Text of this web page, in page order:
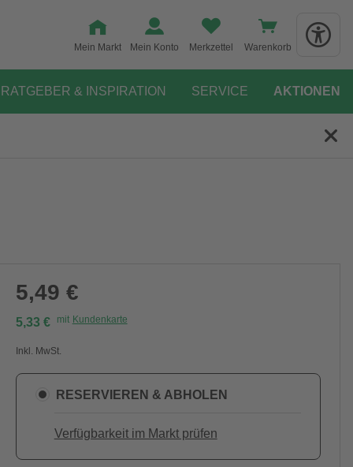
Mein Markt Mein Konto Merkzettel Warenkorb
RATGEBER & INSPIRATION SERVICE AKTIONEN
5,49 €
5,33 € mit Kundenkarte
Inkl. MwSt.
RESERVIEREN & ABHOLEN
Verfügbarkeit im Markt prüfen